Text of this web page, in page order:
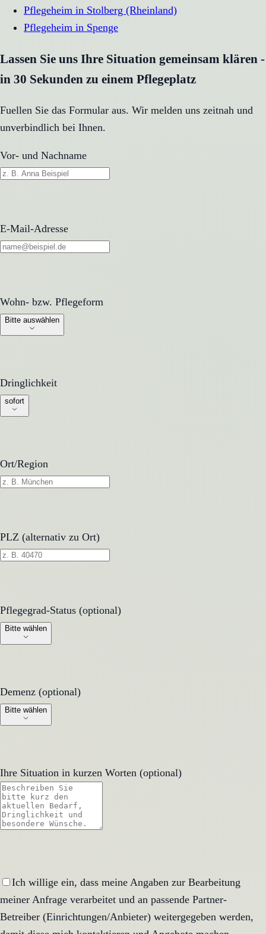
Pflegeheim in Stolberg (Rheinland)
Pflegeheim in Spenge
Lassen Sie uns Ihre Situation gemeinsam klären -
in 30 Sekunden zu einem Pflegeplatz
Fuellen Sie das Formular aus. Wir melden uns zeitnah und
unverbindlich bei Ihnen.
Vor- und Nachname
E-Mail-Adresse
Wohn- bzw. Pflegeform
Wohn- bzw. Pflegeform
Bitte auswählen
Dringlichkeit
Dringlichkeit
sofort
Ort/Region
PLZ (alternativ zu Ort)
Pflegegrad-Status (optional)
Pflegegrad-Status (optional)
Bitte wählen
Demenz (optional)
Demenz (optional)
Bitte wählen
Ihre Situation in kurzen Worten (optional)
Ich willige ein, dass meine Angaben zur Bearbeitung
meiner Anfrage verarbeitet und an passende Partner-
Betreiber (Einrichtungen/Anbieter) weitergegeben werden,